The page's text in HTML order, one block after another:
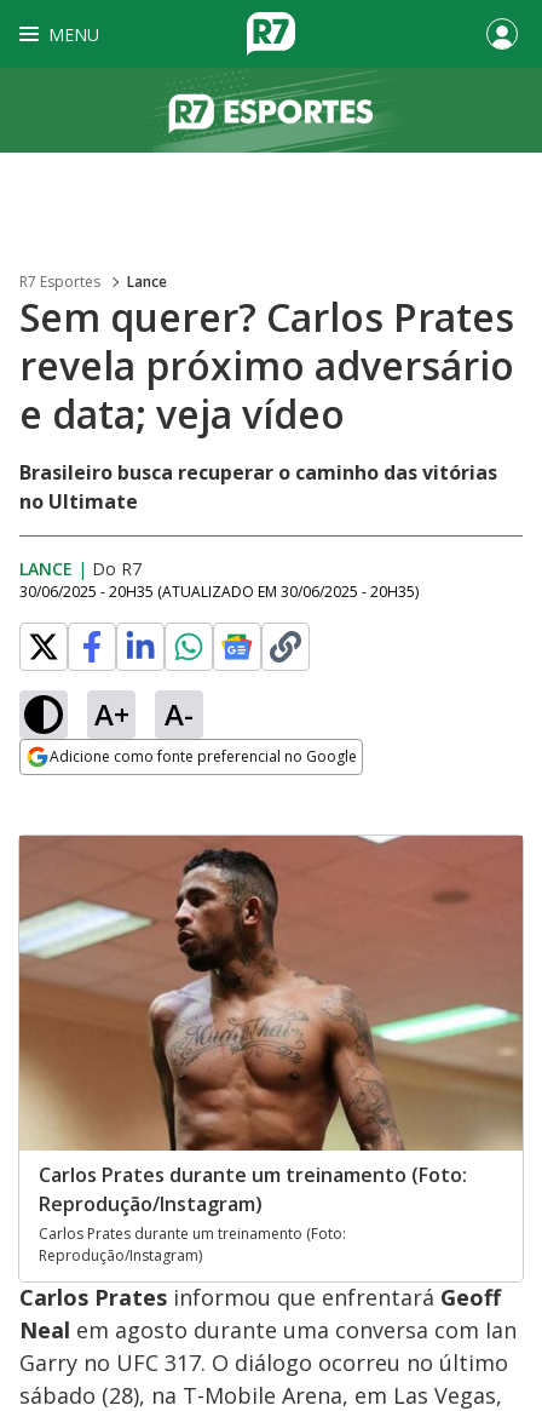
MENU
R7 Esportes Lance
Sem querer? Carlos Prates
revela próximo adversário
e data; veja vídeo
Brasileiro busca recuperar o caminho das vitórias
no Ultimate
LANCE | Do R7
30/06/2025 - 20H35 (ATUALIZADO EM 30/06/2025 - 20H35)
A+ A-
Adicione como fonte preferencial no Google
Carlos Prates durante um treinamento (Foto:
Reprodução/Instagram)
Carlos Prates durante um treinamento (Foto:
Reprodução/Instagram)
Carlos Prates informou que enfrentará Geoff
Neal em agosto durante uma conversa com Ian
Garry no UFC 317. O diálogo ocorreu no último
sábado (28), na T-Mobile Arena, em Las Vegas,